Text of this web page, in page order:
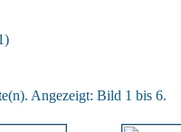
Angezeigt: Bild 1 bis 6.